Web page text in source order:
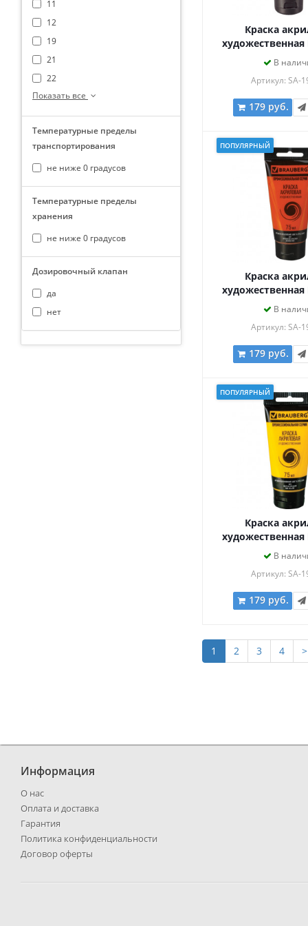
Краска
художественная
ART CLASSIC,
В
Артикул: SA-
179 руб.
ПОПУЛЯРНЫЙ
Краска
художественная
ART CLASSIC,
В
Артикул: SA-
179 руб.
ПОПУЛЯРНЫЙ
Краска
художественная
ART CLASSIC,
В
Артикул: SA-
179 руб.
1 2 3 4 >
11
12
19
21
22
Показать все
Температурные пределы
транспортирования
не ниже 0 градусов
Температурные пределы
хранения
не ниже 0 градусов
Дозировочный клапан
да
нет
Информация
О нас
Оплата и доставка
Гарантия
Политика конфиденциальности
Договор оферты